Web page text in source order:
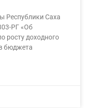
Республики Саха
РГ «Об
росту доходного
бюджета